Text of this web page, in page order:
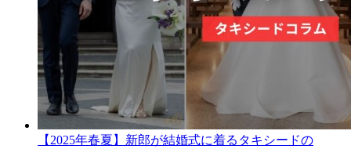
【2025年春夏】新郎が結婚式に着るタキシードの